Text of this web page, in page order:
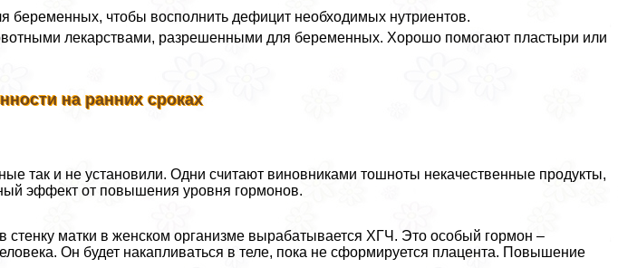
беременных, чтобы восполнить дефицит необходимых нутриентов.
лекарствами, разрешенными для беременных. Хорошо помогают пластыри или
на ранних сроках
так и не установили. Одни считают виновниками тошноты некачественные продукты,
эффект от повышения уровня гормонов.
стенку матки в женском организме выpaбатывается ХГЧ. Это особый гормон –
Он будет накапливаться в теле, пока не сформируется плацента. Повышение